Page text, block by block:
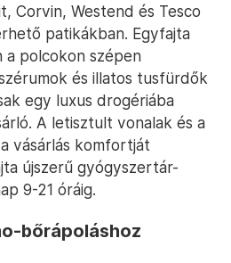
Corvin, Westend és Tesco
patikákban. Egyfajta
a polcokon szépen
és illatos tusfürdők
egy luxus drogériába
A letisztult vonalak és a
vásárlás komfortját
újszerű gyógyszertár-
9-21 óráig.
bőrápoláshoz